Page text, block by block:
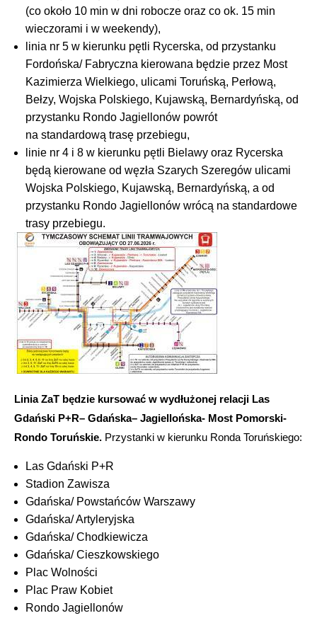
(co około 10 min w dni robocze oraz co ok. 15 min
wieczorami i w weekendy),
linia nr 5 w kierunku pętli Rycerska, od przystanku
Fordońska/ Fabryczna kierowana będzie przez Most
Kazimierza Wielkiego, ulicami Toruńską, Perłową,
Bełzy, Wojska Polskiego, Kujawską, Bernardyńską, od
przystanku Rondo Jagiellonów powrót
na standardową trasę przebiegu,
linie nr 4 i 8 w kierunku pętli Bielawy oraz Rycerska
będą kierowane od węzła Szarych Szeregów ulicami
Wojska Polskiego, Kujawską, Bernardyńską, a od
przystanku Rondo Jagiellonów wrócą na standardowe
trasy przebiegu.
Linia ZaT będzie kursować w wydłużonej relacji Las
Gdański P+R– Gdańska– Jagiellońska- Most Pomorski-
Rondo Toruńskie. Przystanki w kierunku Ronda Toruńskiego:
Las Gdański P+R
Stadion Zawisza
Gdańska/ Powstańców Warszawy
Gdańska/ Artyleryjska
Gdańska/ Chodkiewicza
Gdańska/ Cieszkowskiego
Plac Wolności
Plac Praw Kobiet
Rondo Jagiellonów